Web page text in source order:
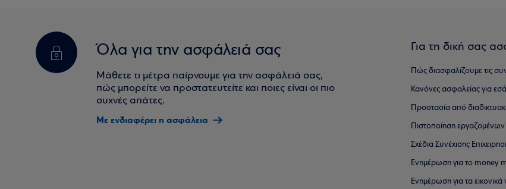
Όλα για την ασφάλειά σας
Μάθετε τι μέτρα παίρνουμε για την ασφάλειά σας,
πώς μπορείτε να προστατευτείτε και ποιες είναι οι πιο
συχνές απάτες.
Με ενδιαφέρει η ασφάλεια
Για τη δική σας
Πώς διασφαλίζουμε τις
Κανόνες ασφαλείας για
Προστασία από
Πιστοποίηση
Σχέδια Συνέχισης
Ενημέρωση για το money
Ενημέρωση για τα